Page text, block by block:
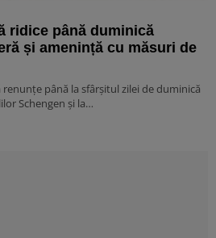
ridice până duminică
și amenință cu măsuri de
până la sfârșitul zilei de duminică
Schengen și la…